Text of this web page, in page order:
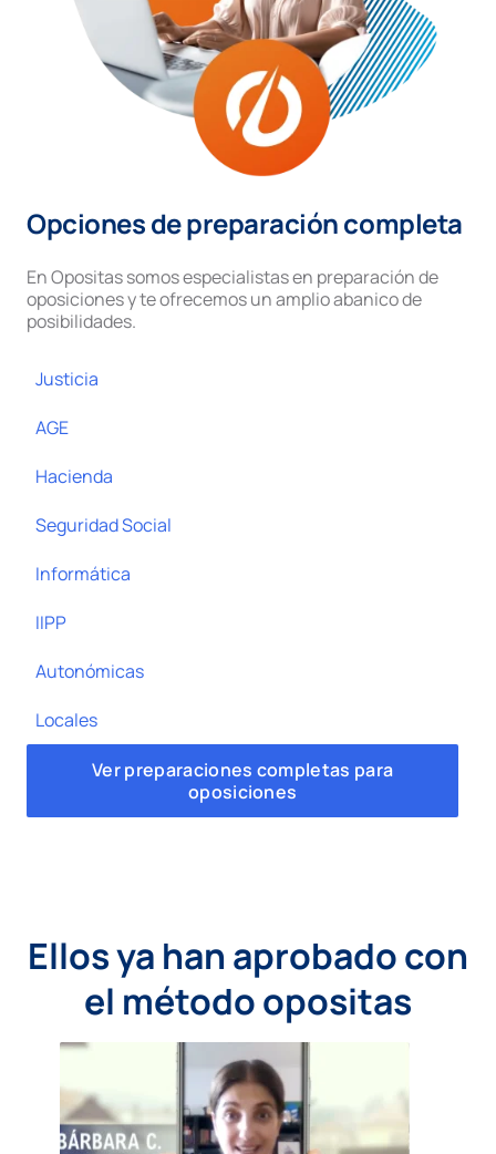
Opciones de preparación completa
En Opositas somos especialistas en preparación de
oposiciones y te ofrecemos un amplio abanico de
posibilidades.
Justicia
AGE
Hacienda
Seguridad Social
Informática
IIPP
Autonómicas
Locales
Ver preparaciones completas para
oposiciones
Ellos ya han aprobado con
el método opositas